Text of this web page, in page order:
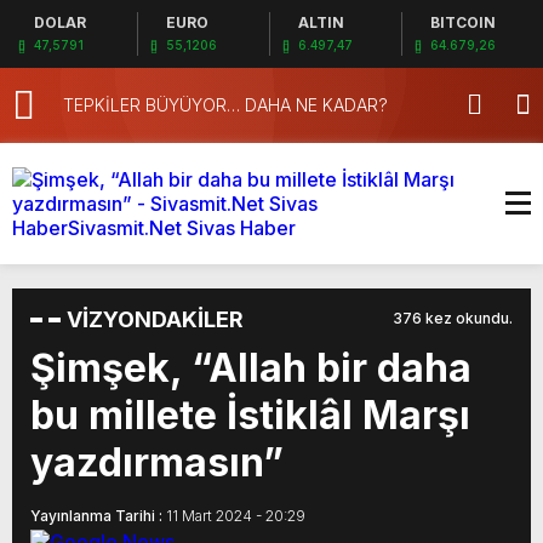
DOLAR
47,5791
EURO
55,1206
ALTIN
6.497,47
BITCOIN
64.679,26
TEPKİLER BÜYÜYOR… DAHA NE KADAR?
VİZYONDAKİLER 376 kez okundu.
Şimşek, “Allah bir daha
bu millete İstiklâl Marşı
yazdırmasın”
Yayınlanma Tarihi : 11 Mart 2024 - 20:29